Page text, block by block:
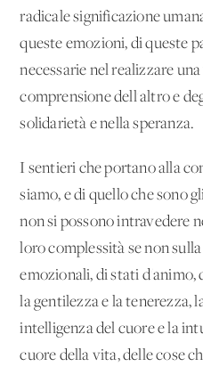
radicale significazione
queste emozioni, di queste
necessarie nel realizzare
comprensione dell'altro e
solidarietà e nella speranza.
I sentieri che portano alla
siamo, e di quello che sono
non si possono intravedere
loro complessità se non
emozionali, di stati d'animo,
la gentilezza e la tenerezza,
intelligenza del cuore e la
cuore della vita, delle cose